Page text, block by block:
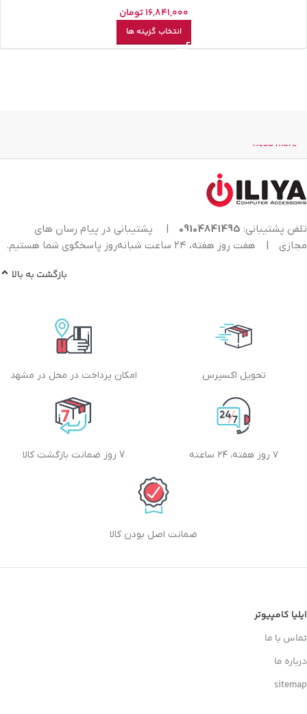
16,841,000 تومان
انتخاب گزینه ها
Read more
تلفن پشتیبانی: 09104841495
|
پشتیبانی در پیام رسان های
مجازی
| هفت روز هفته، ۲۴ ساعت شبانه‌روز پاسخگوی شما هستیم.
بازگشت به بالا
تحویل اکسپرس امکان پرداخت در محل در مشهد
۷ روز هفته، ۲۴ ساعته 7 روز ضمانت بازگشت کالا
ضمانت اصل بودن کالا
ایلیا کامپیوتر
تماس با ما
درباره ما
sitemap